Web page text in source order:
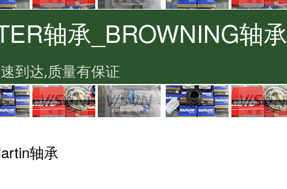
轴承_BROWNING轴承
到达,质量有保证
轴承